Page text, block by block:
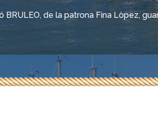
BRULEO, de la patrona Fina Lòpez,